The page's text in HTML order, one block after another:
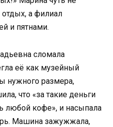
а филиал
и пятнами.
сломала
её как музейный
нужного размера,
что «за такие деньги
любой кофе», и насыпала
Машина зажужжала,